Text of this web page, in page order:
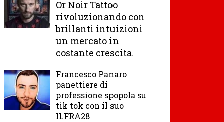
Or Noir Tattoo
rivoluzionando con
brillanti intuizioni
un mercato in
costante crescita.
Francesco Panaro
panettiere di
professione spopola su
tik tok con il suo
ILFRA28